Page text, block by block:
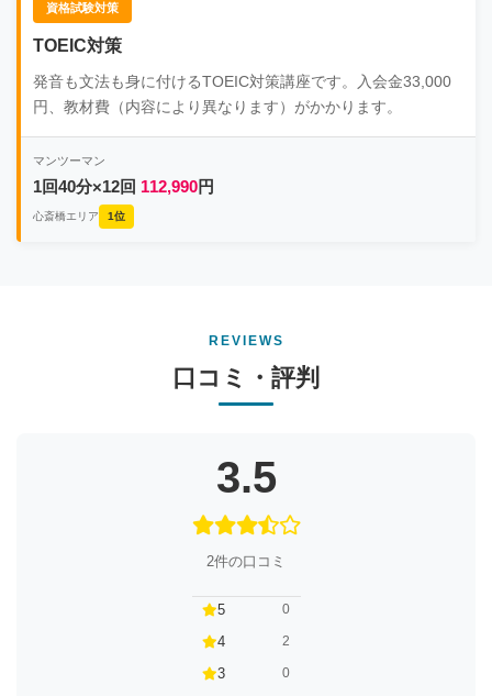
資格試験対策
TOEIC対策
発音も文法も身に付けるTOEIC対策講座です。入会金33,000
円、教材費（内容により異なります）がかかります。
マンツーマン
1回40分×12回 112,990円
心斎橋エリア 1位
REVIEWS
口コミ・評判
3.5
2件の口コミ
5 0
4 2
3 0